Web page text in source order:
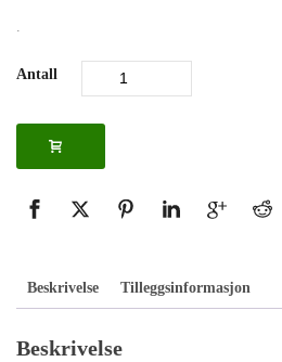
Antall
Beskrivelse Tilleggsinformasjon
Beskrivelse